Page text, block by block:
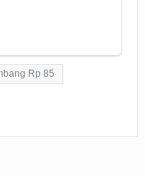
Rp 85